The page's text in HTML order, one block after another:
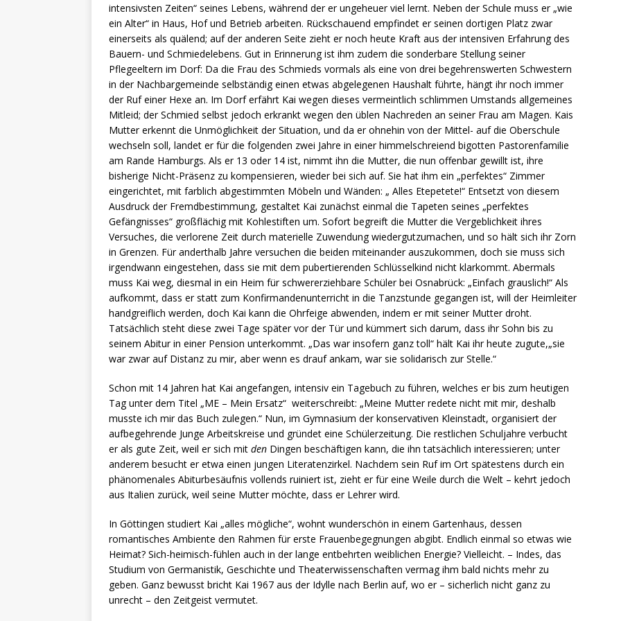
intensivsten Zeiten“ seines Lebens, während der er ungeheuer viel lernt. Neben der Schule muss er „wie
ein Alter“ in Haus, Hof und Betrieb arbeiten. Rückschauend empfindet er seinen dortigen Platz zwar
einerseits als quälend; auf der anderen Seite zieht er noch heute Kraft aus der intensiven Erfahrung des
Bauern- und Schmiedelebens. Gut in Erinnerung ist ihm zudem die sonderbare Stellung seiner
Pflegeeltern im Dorf: Da die Frau des Schmieds vormals als eine von drei begehrenswerten Schwestern
in der Nachbargemeinde selbständig einen etwas abgelegenen Haushalt führte, hängt ihr noch immer
der Ruf einer Hexe an. Im Dorf erfährt Kai wegen dieses vermeintlich schlimmen Umstands allgemeines
Mitleid; der Schmied selbst jedoch erkrankt wegen den üblen Nachreden an seiner Frau am Magen. Kais
Mutter erkennt die Unmöglichkeit der Situation, und da er ohnehin von der Mittel- auf die Oberschule
wechseln soll, landet er für die folgenden zwei Jahre in einer himmelschreiend bigotten Pastorenfamilie
am Rande Hamburgs. Als er 13 oder 14 ist, nimmt ihn die Mutter, die nun offenbar gewillt ist, ihre
bisherige Nicht-Präsenz zu kompensieren, wieder bei sich auf. Sie hat ihm ein „perfektes“ Zimmer
eingerichtet, mit farblich abgestimmten Möbeln und Wänden: „ Alles Etepetete!“ Entsetzt von diesem
Ausdruck der Fremdbestimmung, gestaltet Kai zunächst einmal die Tapeten seines „perfektes
Gefängnisses“ großflächig mit Kohlestiften um. Sofort begreift die Mutter die Vergeblichkeit ihres
Versuches, die verlorene Zeit durch materielle Zuwendung wiedergutzumachen, und so hält sich ihr Zorn
in Grenzen. Für anderthalb Jahre versuchen die beiden miteinander auszukommen, doch sie muss sich
irgendwann eingestehen, dass sie mit dem pubertierenden Schlüsselkind nicht klarkommt. Abermals
muss Kai weg, diesmal in ein Heim für schwererziehbare Schüler bei Osnabrück: „Einfach grauslich!“ Als
aufkommt, dass er statt zum Konfirmandenunterricht in die Tanzstunde gegangen ist, will der Heimleiter
handgreiflich werden, doch Kai kann die Ohrfeige abwenden, indem er mit seiner Mutter droht.
Tatsächlich steht diese zwei Tage später vor der Tür und kümmert sich darum, dass ihr Sohn bis zu
seinem Abitur in einer Pension unterkommt. „Das war insofern ganz toll“ hält Kai ihr heute zugute,„sie
war zwar auf Distanz zu mir, aber wenn es drauf ankam, war sie solidarisch zur Stelle.“
Schon mit 14 Jahren hat Kai angefangen, intensiv ein Tagebuch zu führen, welches er bis zum heutigen
Tag unter dem Titel „ME – Mein Ersatz“ weiterschreibt: „Meine Mutter redete nicht mit mir, deshalb
musste ich mir das Buch zulegen.“ Nun, im Gymnasium der konservativen Kleinstadt, organisiert der
aufbegehrende Junge Arbeitskreise und gründet eine Schülerzeitung. Die restlichen Schuljahre verbucht
er als gute Zeit, weil er sich mit den Dingen beschäftigen kann, die ihn tatsächlich interessieren; unter
anderem besucht er etwa einen jungen Literatenzirkel. Nachdem sein Ruf im Ort spätestens durch ein
phänomenales Abiturbesäufnis vollends ruiniert ist, zieht er für eine Weile durch die Welt – kehrt jedoch
aus Italien zurück, weil seine Mutter möchte, dass er Lehrer wird.
In Göttingen studiert Kai „alles mögliche“, wohnt wunderschön in einem Gartenhaus, dessen
romantisches Ambiente den Rahmen für erste Frauenbegegnungen abgibt. Endlich einmal so etwas wie
Heimat? Sich-heimisch-fühlen auch in der lange entbehrten weiblichen Energie? Vielleicht. – Indes, das
Studium von Germanistik, Geschichte und Theaterwissenschaften vermag ihm bald nichts mehr zu
geben. Ganz bewusst bricht Kai 1967 aus der Idylle nach Berlin auf, wo er – sicherlich nicht ganz zu
unrecht – den Zeitgeist vermutet.